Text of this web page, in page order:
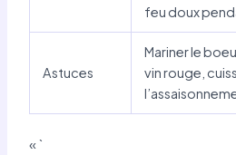
feu doux
Astuces
Mariner le
vin rouge,
« `